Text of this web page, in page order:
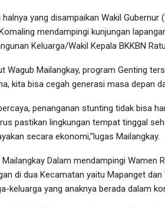
halnya yang disampaikan Wakil
mendampingi kunjungan
Keluarga/Wakil Kepala BKKBN
Wagub Mailangkay, program Genting
kita bisa cegah generasi masa depan
penanganan stunting tidak bisa
pastikan lingkungan tempat tinggal
secara ekonomi,”lugas Mailangkay.
Mailangkay Dalam mendampingi Wamen
di dua Kecamatan yaitu Mapanget
keluarga yang anaknya berada dalam